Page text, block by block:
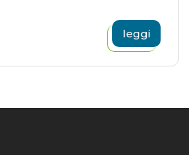
leggi